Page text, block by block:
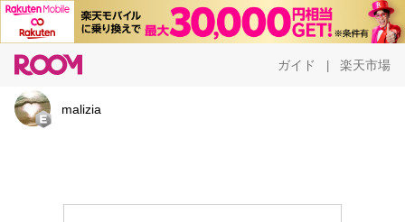
ガイド 楽天市場
malizia